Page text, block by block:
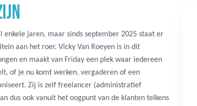
enkele jaren, maar sinds september 2025 staat er
aan het roer. Vicky Van Roeyen is in dit
en maakt van Friday een plek waar iedereen
of je nu komt werken, vergaderen of een
Zij is zelf freelancer (administratief
dus ook vanuit het oogpunt van de klanten telkens